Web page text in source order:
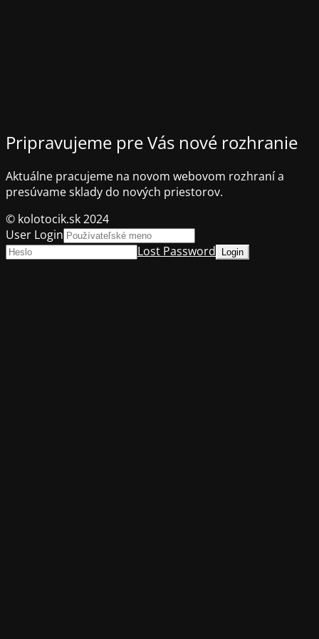
Pripravujeme pre Vás nové rozhranie
Aktuálne pracujeme na novom webovom rozhraní a
presúvame sklady do nových priestorov.
© kolotocik.sk 2024
User Login
Lost Password